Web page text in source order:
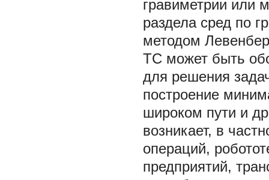
гравиметрии или
раздела сред по
методом
TC может быть
для решения
построение
широком пути и
возникает, в
операций,
предприятий,